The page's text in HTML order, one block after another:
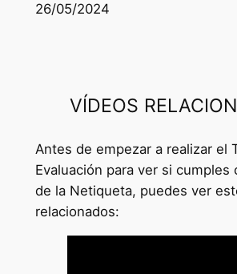
26/05/2024
VÍDEOS
Antes de empezar a realizar el
Evaluación para ver si cumples
de la Netiqueta, puedes ver
relacionados: